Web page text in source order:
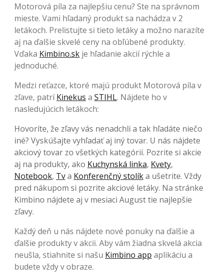
Motorová píla za najlepšiu cenu? Ste na správnom
mieste. Vami hľadaný produkt sa nachádza v 2
letákoch. Prelistujte si tieto letáky a možno narazíte
aj na ďalšie skvelé ceny na obľúbené produkty.
Vďaka Kimbino.sk je hľadanie akcií rýchle a
jednoduché.
Medzi reťazce, ktoré majú produkt Motorová píla v
zľave, patríKinekus a STIHL. Nájdete ho v
nasledujúcich letákoch:
Hovoríte, že zľavy vás nenadchli a tak hľadáte niečo
iné? Vyskúšajte vyhľadať aj iný tovar. U nás nájdete
akciový tovar zo všetkých kategórií. Pozrite si akcie
aj na produkty, ako Kuchynská linka, Kvety,
Notebook, Tva Konferenčný stolíka ušetrite. Vždy
pred nákupom si pozrite akciové letáky. Na stránke
Kimbino nájdete aj v mesiaci August tie najlepšie
zľavy.
Každý deň u nás nájdete nové ponuky na ďalšie a
ďalšie produkty v akcii. Aby vám žiadna skvelá akcia
neušla, stiahnite si našu Kimbino app aplikáciu a
budete vždy v obraze.